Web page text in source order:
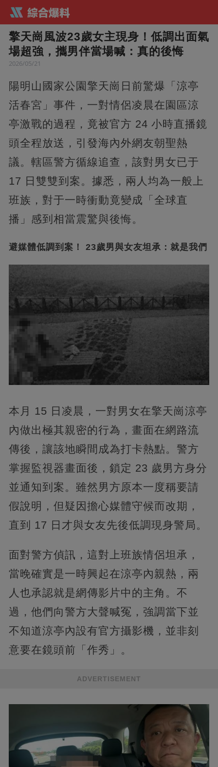
擎天崗風波23歲女主現身！低調出面氣
場超強，攜男伴當場喊：真的後悔
2026/05/21
陽明山國家公園擎天崗日前驚爆「涼亭
活春宮」事件，一對情侶凌晨在園區涼
亭激戰的過程，竟被官方 24 小時直播鏡
頭全程放送，引發海內外網友朝聖熱
議。轄區警方循線追查，該對男女已于
17 日雙雙到案。據悉，兩人均為一般上
班族，對于一時衝動竟變成「全球直
播」感到相當震驚與後悔。
避媒體低調到案！ 23歲男與女友坦承：就是我們
本月 15 日凌晨，一對男女在擎天崗涼亭
內做出極其親密的行為，畫面在網路流
傳後，讓該地瞬間成為打卡熱點。警方
掌握監視器畫面後，鎖定 23 歲男方身分
並通知到案。雖然男方原本一度稱要請
假說明，但疑因擔心媒體守候而改期，
直到 17 日才與女友先後低調現身警局。
面對警方偵訊，這對上班族情侶坦承，
當晚確實是一時興起在涼亭內親熱，兩
人也承認就是網傳影片中的主角。不
過，他們向警方大聲喊冤，強調當下並
不知道涼亭內設有官方攝影機，並非刻
意要在鏡頭前「作秀」。
ADVERTISEMENT